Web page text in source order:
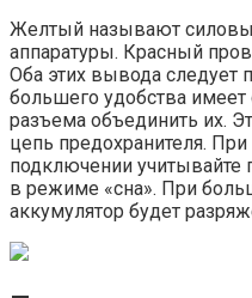
Желтый называют
аппаратуры. Красный
Оба этих вывода следует
большего удобства
разъема объединить их.
цепь предохранителя.
подключении учитывайте
в режиме «сна». При
аккумулятор будет